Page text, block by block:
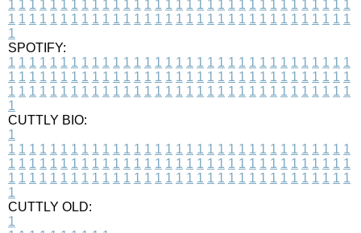
1 1 1 1 1 1 1 1 1 1 1 1 1 1 1 1 1 1 1 1 1 1 1 1 1 1 1 1 1 1 1 1 1
1 1 1 1 1 1 1 1 1 1 1 1 1 1 1 1 1 1 1 1 1 1 1 1 1 1 1 1 1 1 1 1 1
1
SPOTIFY:
1 1 1 1 1 1 1 1 1 1 1 1 1 1 1 1 1 1 1 1 1 1 1 1 1 1 1 1 1 1 1 1 1
1 1 1 1 1 1 1 1 1 1 1 1 1 1 1 1 1 1 1 1 1 1 1 1 1 1 1 1 1 1 1 1 1
1 1 1 1 1 1 1 1 1 1 1 1 1 1 1 1 1 1 1 1 1 1 1 1 1 1 1 1 1 1 1 1 1
1
CUTTLY BIO:
1
1 1 1 1 1 1 1 1 1 1 1 1 1 1 1 1 1 1 1 1 1 1 1 1 1 1 1 1 1 1 1 1 1
1 1 1 1 1 1 1 1 1 1 1 1 1 1 1 1 1 1 1 1 1 1 1 1 1 1 1 1 1 1 1 1 1
1 1 1 1 1 1 1 1 1 1 1 1 1 1 1 1 1 1 1 1 1 1 1 1 1 1 1 1 1 1 1 1 1
1
CUTTLY OLD:
1